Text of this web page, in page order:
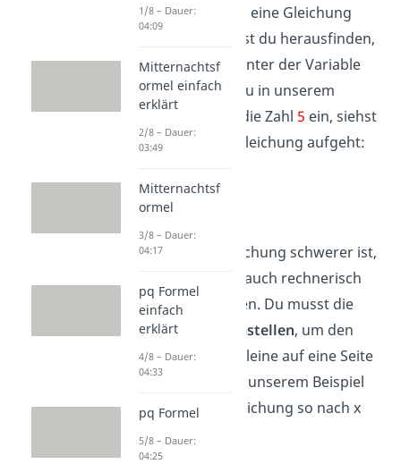
Zahl. Wenn du eine Gleichung
umstellst, willst du herausfinden,
welche Zahl hinter der Variable
steckt. Setzt du in unserem
die Zahl 5 ein, siehst
du, dass die Gleichung aufgeht:
Wenn die Gleichung schwerer ist,
kannst du sie auch rechnerisch
nach
auflösen. Du musst die
Gleichung
umstellen, um den
Buchstaben alleine auf eine Seite
zu bringen. In unserem Beispiel
löst du die Gleichung so nach x
auf:
1/8 – Dauer:
04:09
Mitternachtsf
ormel einfach
erklärt
2/8 – Dauer:
03:49
Mitternachtsf
ormel
3/8 – Dauer:
04:17
pq Formel
einfach
erklärt
4/8 – Dauer:
04:33
pq Formel
5/8 – Dauer:
04:25